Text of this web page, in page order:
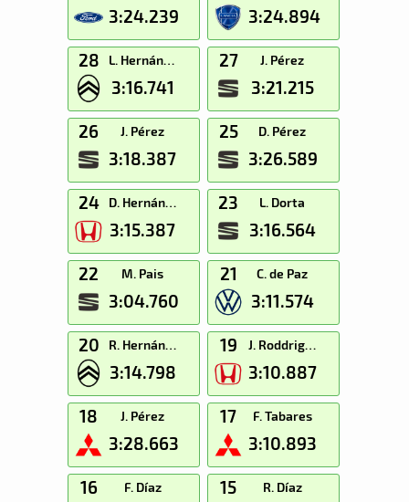
3:24.239 3:24.894
28 L. Hernández
3:16.741
27 J. Pérez
3:21.215
26 J. Pérez
3:18.387
25 D. Pérez
3:26.589
24 D. Hernández
3:15.387
23 L. Dorta
3:16.564
22 M. Pais
3:04.760
21 C. de Paz
3:11.574
20 R. Hernández
3:14.798
19 J. Roddriguez
3:10.887
18 J. Pérez
3:28.663
17 F. Tabares
3:10.893
16 F. Díaz 15 R. Díaz